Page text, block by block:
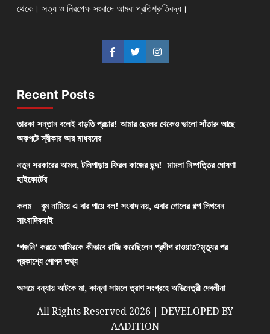
থেকে। সত্য ও নিরপেক্ষ সংবাদে আমরা প্রতিশ্রুতিবদ্ধ।
Recent Posts
তারকা-সন্তান বলেই বাড়তি প্রচার! আমার ছেলের থেকেও ভালো সাঁতারু আছে
অকপটে স্বীকার আর মাধবনের
নতুন সরকারের আমল, টলিপাড়ায় ফিরল কাজের ছন্দ! মামলা নিষ্পত্তির ঘোষণা
হাইকোর্টের
কলম – বুম নামিয়ে এ বার পায়ে বল! সংবাদ নয়, এবার গোলের গল্প লিখবেন
সাংবাদিকরাই
‘গজনি’ করতে আমিরকে কীভাবে রাজি করেছিলেন প্রদীপ রাওয়াত?মৃত্যুর পর
প্রকাশ্যে গোপন তথ্য
অসমে বন্যায় আটকে মা, কান্না সামলে ত্রাণ সংগ্রহে অভিনেত্রী দেবলীনা
All Rights Reserved 2026 | DEVELOPED BY
AADITION